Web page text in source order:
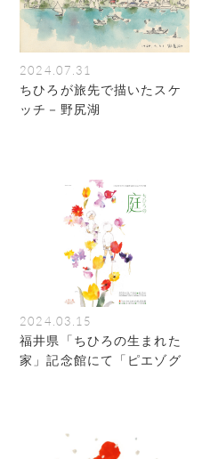
2024.07.31
ちひろが旅先で描いたスケ
ッチ－野尻湖
2024.03.15
福井県「ちひろの生まれた
家」記念館にて「ピエゾグ